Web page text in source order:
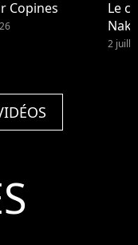
Copines
Le
2